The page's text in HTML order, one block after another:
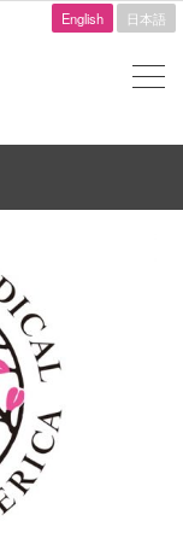
English 日本語